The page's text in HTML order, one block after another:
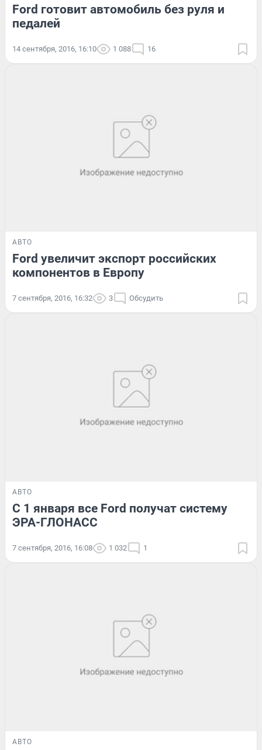
Ford готовит автомобиль без руля и
педалей
14 сентября, 2016, 16:10 1 088 16
АВТО
Ford увеличит экспорт российских
компонентов в Европу
7 сентября, 2016, 16:32 3 Обсудить
АВТО
С 1 января все Ford получат систему
ЭРА-ГЛОНАСС
7 сентября, 2016, 16:08 1 032 1
АВТО